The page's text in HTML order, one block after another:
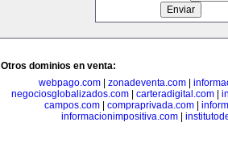
Otros dominios en venta:
webpago.com
zonadeventa.com
negociosglobalizados.com
carteradigital.com
campos.com
compraprivada.com
informacionimpositiva.com